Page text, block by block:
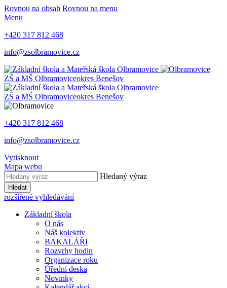
Rovnou na obsah Rovnou na menu
Menu
+420 317 812 468
info@zsolbramovice.cz
ZŠ a MŠ Olbramoviceokres Benešov
ZŠ a MŠ Olbramoviceokres Benešov
+420 317 812 468
info@zsolbramovice.cz
Vytisknout
Mapa webu
Hledaný výraz
Hledat
rozšířené vyhledávání
Základní škola
O nás
Náš kolektiv
BAKALÁŘI
Rozvrhy hodin
Organizace roku
Úřední deska
Novinky